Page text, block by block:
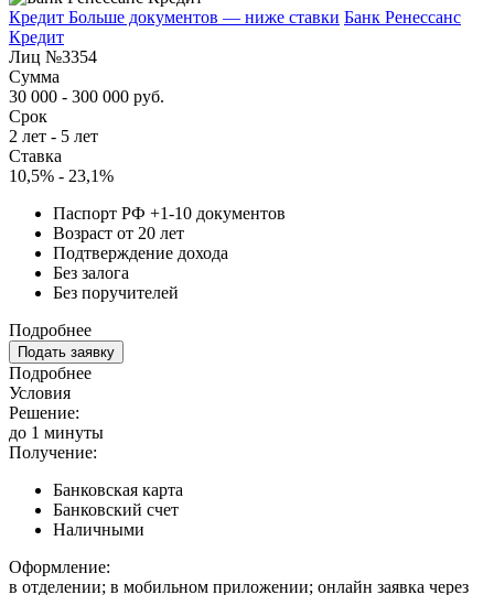
Кредит Больше документов — ниже ставки Банк Ренессанс
Кредит
Лиц №3354
Сумма
30 000 - 300 000 руб.
Срок
2 лет - 5 лет
Ставка
10,5% - 23,1%
Паспорт РФ +1-10 документов
Возраст от 20 лет
Подтверждение дохода
Без залога
Без поручителей
Подробнее
Подать заявку
Подробнее
Условия
Решение:
до 1 минуты
Получение:
Банковская карта
Банковский счет
Наличными
Оформление:
в отделении; в мобильном приложении; онлайн заявка через